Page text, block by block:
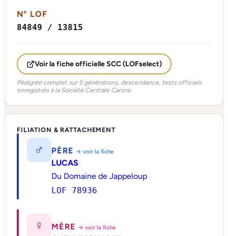
N° LOF
84849 / 13815
Voir la fiche officielle SCC (LOFselect)
Pédigrée complet sur 5 générations, descendance, tests officiels
enregistrés à la Société Centrale Canine.
FILIATION & RATTACHEMENT
♂ PÈRE → voir la fiche
LUCAS
Du Domaine de Jappeloup
LOF 78936
♀ MÈRE → voir la fiche